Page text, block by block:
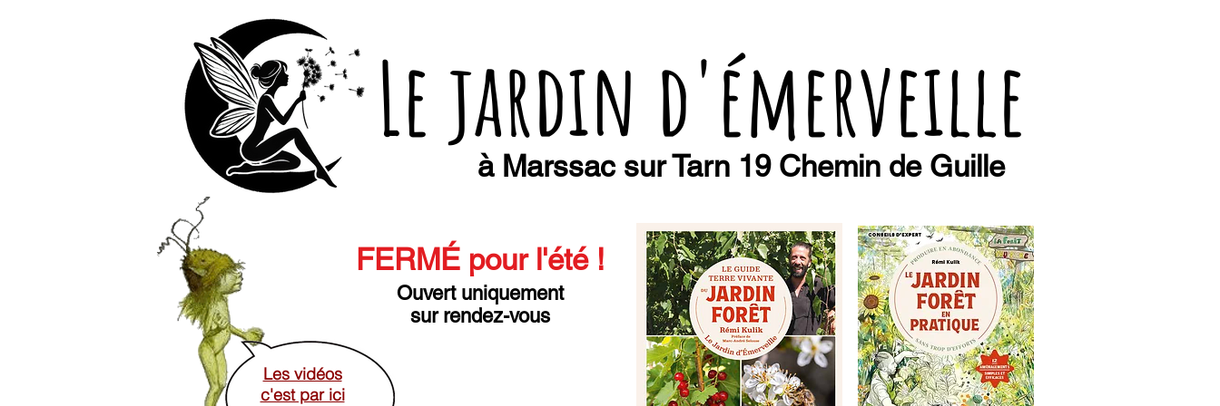
Le jardin d'émerveille
à Marssac sur Tarn 19 Chemin de Guille
FERMÉ pour l'été!
Ouvert uniquement
sur rendez-vous
Les vidéos
c'est par ici